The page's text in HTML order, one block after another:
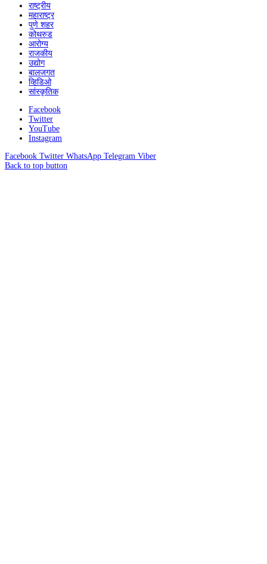
राष्ट्रीय
महाराष्ट्र
पुणे शहर
कोथरुड
आरोग्य
राजकीय
उद्योग
बालजगत
व्हिडिओ
सांस्कृतिक
Facebook
Twitter
YouTube
Instagram
Facebook Twitter WhatsApp Telegram Viber
Back to top button